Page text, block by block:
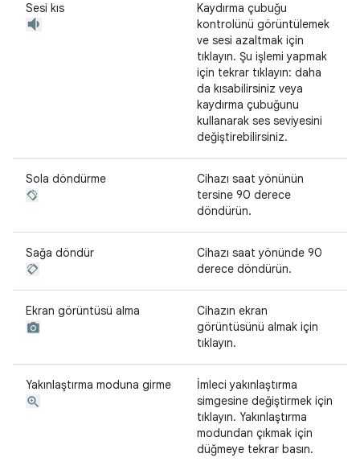
Sesi kıs
Kaydırma çubuğu
kontrolünü görüntülemek
ve sesi azaltmak için
tıklayın. Şu işlemi yapmak
için tekrar tıklayın: daha
da kısabilirsiniz veya
kaydırma çubuğunu
kullanarak ses seviyesini
değiştirebilirsiniz.
Sola döndürme
Cihazı saat yönünün
tersine 90 derece
döndürün.
Sağa döndür
Cihazı saat yönünde 90
derece döndürün.
Ekran görüntüsü alma
Cihazın ekran
görüntüsünü almak için
tıklayın.
Yakınlaştırma moduna girme
İmleci yakınlaştırma
simgesine değiştirmek için
tıklayın. Yakınlaştırma
modundan çıkmak için
düğmeye tekrar basın.